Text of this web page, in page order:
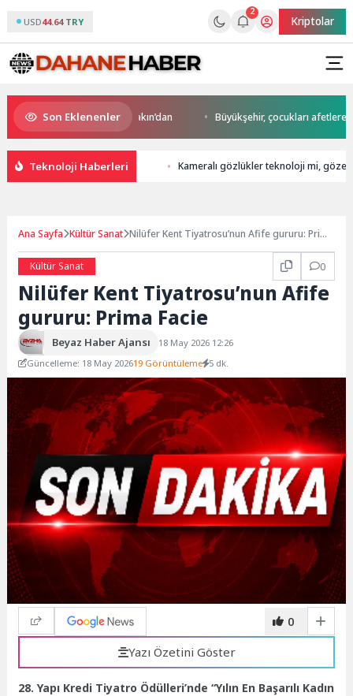
USD44.64 TRY
2
Kriptolar
Son Eklenenler
start Başkan Büyükakın’dan Büyükşehir, çocukları afetlere karşı
Teknoloji Haberleri Kameralı gözlükler teknoloji mi,
Ana Sayfa Kültür Sanat Nilüfer Kent Tiyatrosu’nun Afife gururu: Prima
Kültür Sanat
0
Nilüfer Kent Tiyatrosu’nun Afife
gururu: Prima Facie
Beyaz Haber Ajansı
18 May 2026 12:26
Güncelleme: 18 May 202619 Görüntüleme 5 dk.
0
Yazı Özetini Göster
28. Yapı Kredi Tiyatro Ödülleri’nde “Yılın En Başarılı Kadın